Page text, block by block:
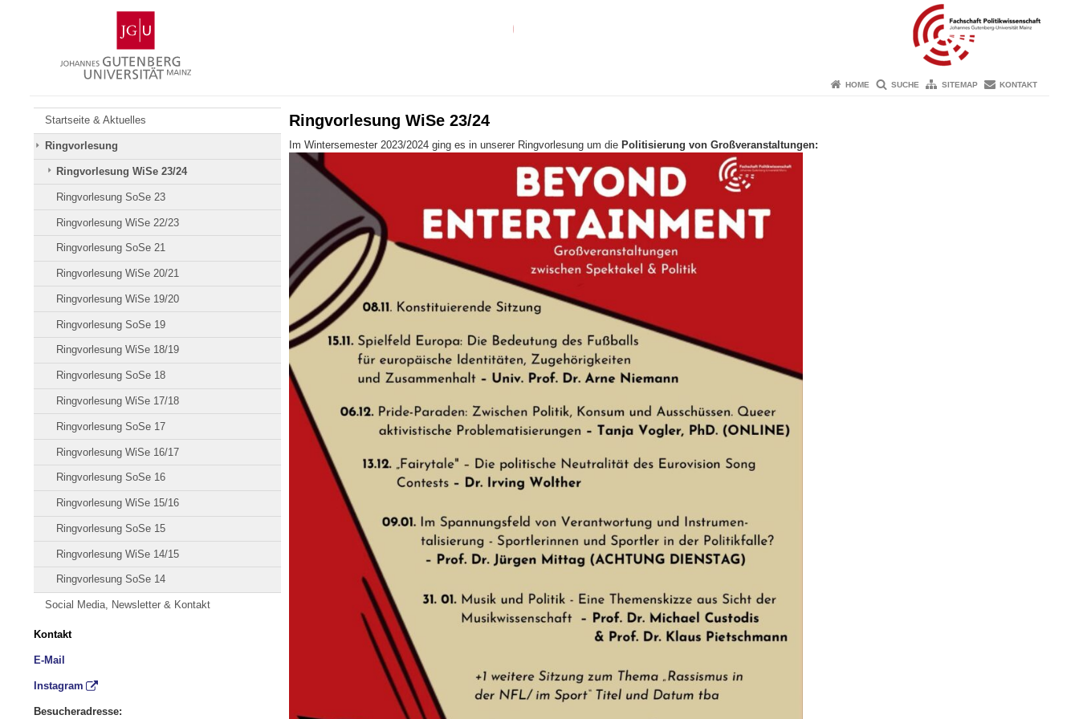
Gutenberg-
Universität
Mainz
HOME SUCHE SITEMAP KONTAKT
Startseite & Aktuelles
Ringvorlesung
Ringvorlesung WiSe 23/24
Ringvorlesung SoSe 23
Ringvorlesung WiSe 22/23
Ringvorlesung SoSe 21
Ringvorlesung WiSe 20/21
Ringvorlesung WiSe 19/20
Ringvorlesung SoSe 19
Ringvorlesung WiSe 18/19
Ringvorlesung SoSe 18
Ringvorlesung WiSe 17/18
Ringvorlesung SoSe 17
Ringvorlesung WiSe 16/17
Ringvorlesung SoSe 16
Ringvorlesung WiSe 15/16
Ringvorlesung SoSe 15
Ringvorlesung WiSe 14/15
Ringvorlesung SoSe 14
Social Media, Newsletter & Kontakt
Kontakt
E-Mail
Instagram
Besucheradresse:
Ringvorlesung WiSe 23/24
Im Wintersemester 2023/2024 ging es in unserer Ringvorlesung um die Politisierung von Großveranstaltungen: